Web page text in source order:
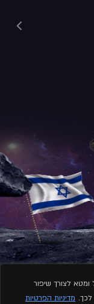
ומטא לצורך שיפור
מדיניות הפרטיות